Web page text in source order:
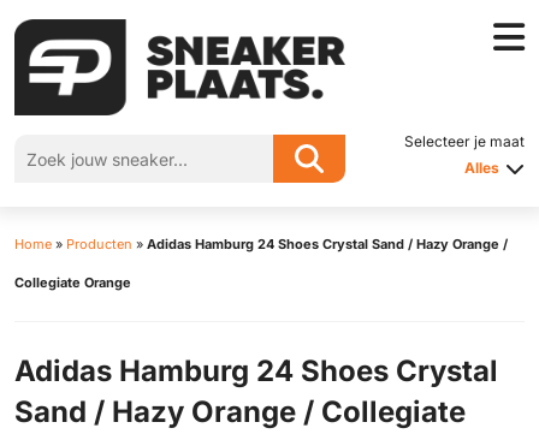
Selecteer je maat
Alles
Home » Producten » Adidas Hamburg 24 Shoes Crystal Sand / Hazy Orange /
Collegiate Orange
Adidas Hamburg 24 Shoes Crystal
Sand / Hazy Orange / Collegiate